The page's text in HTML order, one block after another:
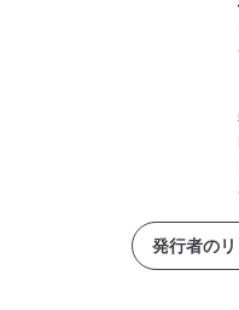
発行者の